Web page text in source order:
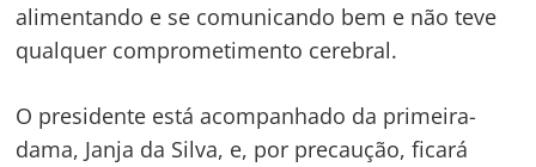
alimentando e se comunicando bem e não teve
qualquer comprometimento cerebral.
O presidente está acompanhado da primeira-
dama, Janja da Silva, e, por precaução, ficará